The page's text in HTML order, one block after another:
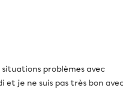
situations problèmes avec
et je ne suis pas très bon